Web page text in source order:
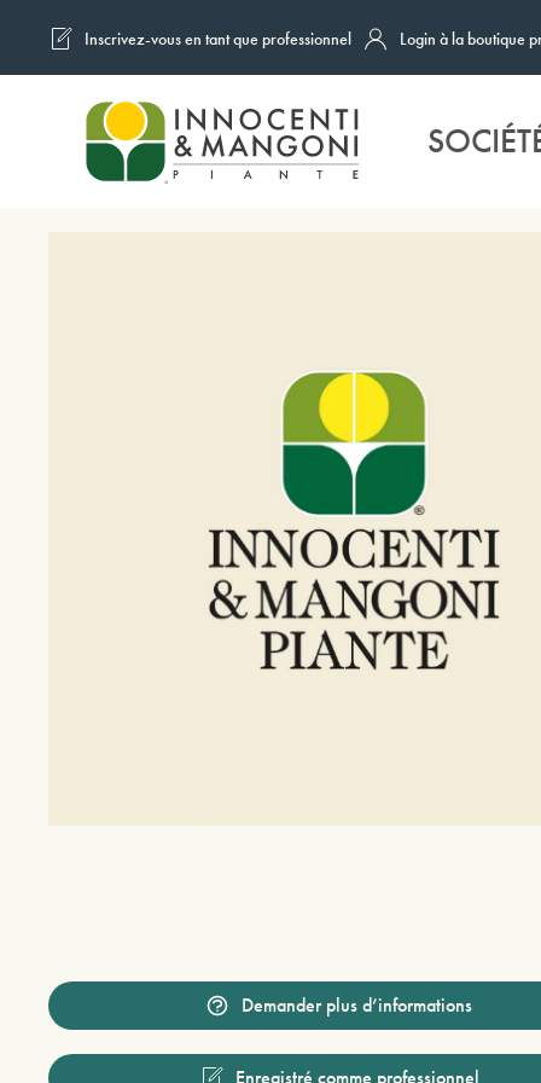
Skip to main content
Inscrivez-vous en tant que professionnel Login à la boutique
Demander plus d’informations
Enregistré comme professionnel